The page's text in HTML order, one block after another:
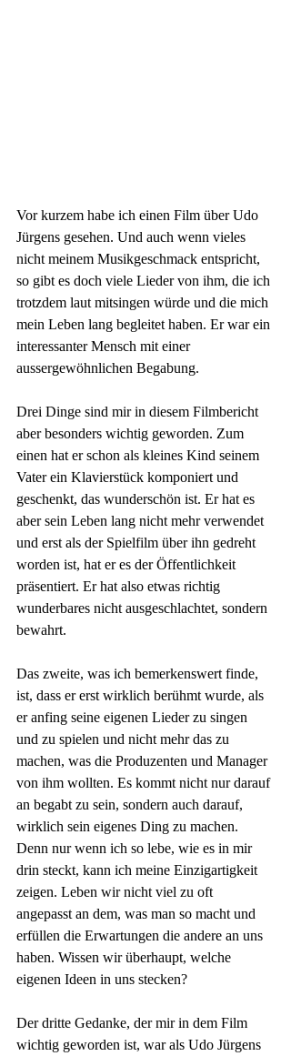
Vor kurzem habe ich einen Film über Udo
Jürgens gesehen. Und auch wenn vieles
nicht meinem Musikgeschmack entspricht,
so gibt es doch viele Lieder von ihm, die ich
trotzdem laut mitsingen würde und die mich
mein Leben lang begleitet haben. Er war ein
interessanter Mensch mit einer
aussergewöhnlichen Begabung.
Drei Dinge sind mir in diesem Filmbericht
aber besonders wichtig geworden. Zum
einen hat er schon als kleines Kind seinem
Vater ein Klavierstück komponiert und
geschenkt, das wunderschön ist. Er hat es
aber sein Leben lang nicht mehr verwendet
und erst als der Spielfilm über ihn gedreht
worden ist, hat er es der Öffentlichkeit
präsentiert. Er hat also etwas richtig
wunderbares nicht ausgeschlachtet, sondern
bewahrt.
Das zweite, was ich bemerkenswert finde,
ist, dass er erst wirklich berühmt wurde, als
er anfing seine eigenen Lieder zu singen
und zu spielen und nicht mehr das zu
machen, was die Produzenten und Manager
von ihm wollten. Es kommt nicht nur darauf
an begabt zu sein, sondern auch darauf,
wirklich sein eigenes Ding zu machen.
Denn nur wenn ich so lebe, wie es in mir
drin steckt, kann ich meine Einzigartigkeit
zeigen. Leben wir nicht viel zu oft
angepasst an dem, was man so macht und
erfüllen die Erwartungen die andere an uns
haben. Wissen wir überhaupt, welche
eigenen Ideen in uns stecken?
Der dritte Gedanke, der mir in dem Film
wichtig geworden ist, war als Udo Jürgens